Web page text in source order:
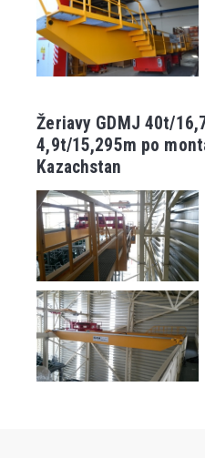
Žeriavy GDMJ 40t/
4,9t/15,295m po
Kazachstan